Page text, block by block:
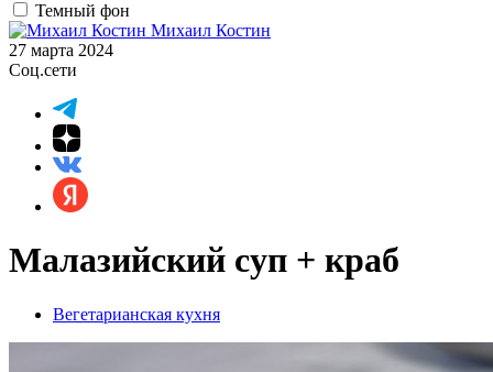
Темный фон
Михаил Костин
27 марта 2024
Соц.сети
Малазийский суп + краб
Вегетарианская кухня